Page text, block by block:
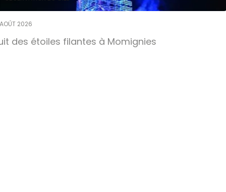
2026
des étoiles filantes à Momignies